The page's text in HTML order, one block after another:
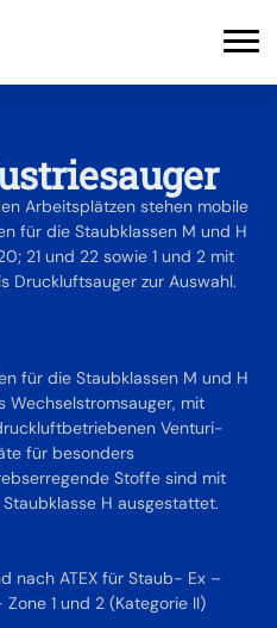
Arbeitsplätzen stehen mobile
für die Staubklassen M und H
21 und 22 sowie 1 und 2 mit
Druckluftsauger zur Auswahl.
für die Staubklassen M und H
Wechselstromsauger, mit
Venturi-
für besonders
Stoffe sind mit
H ausgestattet.
nach ATEX für Staub- Ex –
1 und 2 (Kategorie II)